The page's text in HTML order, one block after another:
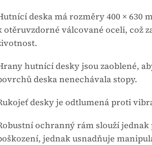
deska má rozměry 400 × 630
otěruvzdorné válcované oceli, což
hutnící desky jsou zaoblené,
deska nenechávala stopy.
desky je odtlumená proti
ochranný rám slouží
jednak usnadňuje